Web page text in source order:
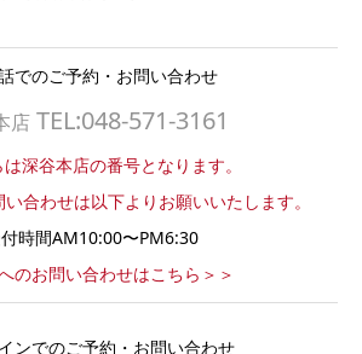
でのご予約・お問い合わせ
店 TEL:048-571-3161
深谷本店の番号となります。
合わせは以下よりお願いいたします。
時間AM10:00〜PM6:30
のお問い合わせはこちら＞＞
ンでのご予約・お問い合わせ